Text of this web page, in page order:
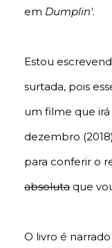
em Dumplin'.
Estou
surtada, pois
um filme que
dezembro
para conferir o
absoluta que
O livro é